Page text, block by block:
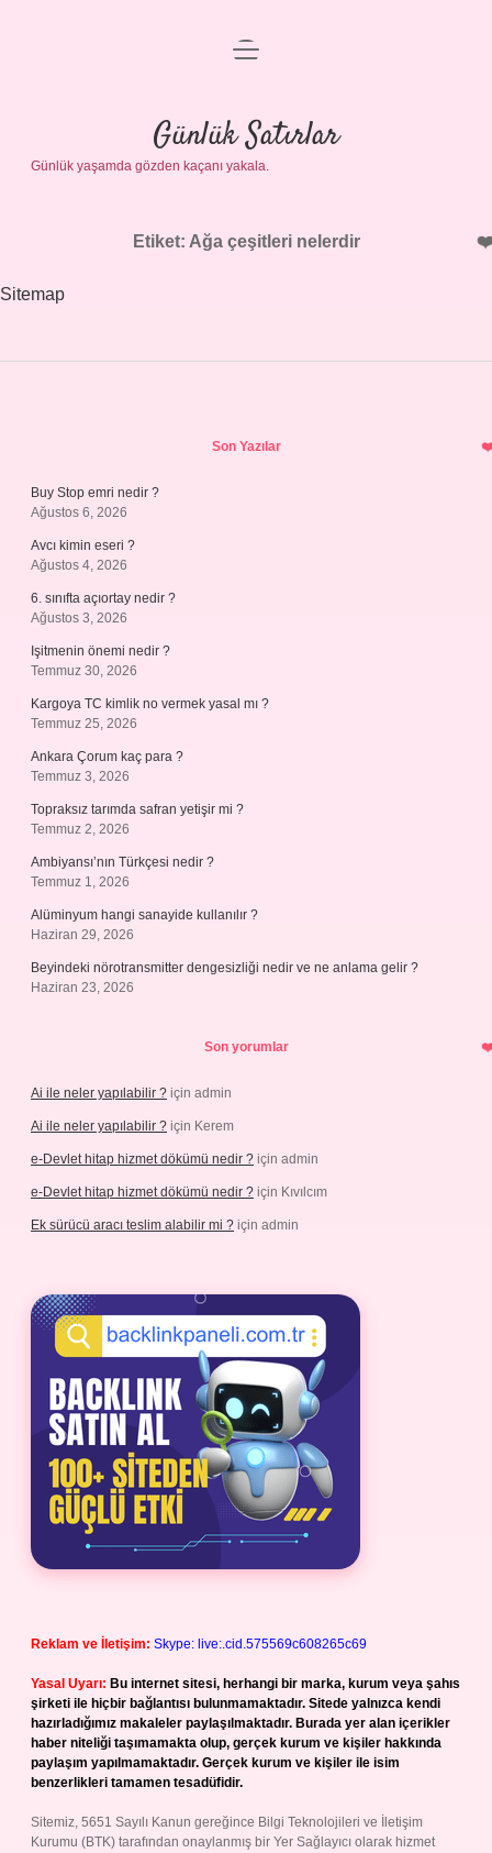
Anasayfa
Gizlilik Politikası
Yasal Uyarı
menüyü
Günlük Satırlar
Günlük yaşamda gözden kaçanı yakala.
Etiket: Ağa çeşitleri nelerdir
Sitemap
Son Yazılar
Buy Stop emri nedir ?
Ağustos 6, 2026
Avcı kimin eseri ?
Ağustos 4, 2026
6. sınıfta açıortay nedir ?
Ağustos 3, 2026
Işitmenin önemi nedir ?
Temmuz 30, 2026
Kargoya TC kimlik no vermek yasal mı ?
Temmuz 25, 2026
Ankara Çorum kaç para ?
Temmuz 3, 2026
Topraksız tarımda safran yetişir mi ?
Temmuz 2, 2026
Ambiyansı’nın Türkçesi nedir ?
Temmuz 1, 2026
Alüminyum hangi sanayide kullanılır ?
Haziran 29, 2026
Beyindeki nörotransmitter dengesizliği nedir ve ne anlama gelir ?
Haziran 23, 2026
Son yorumlar
Ai ile neler yapılabilir ? için admin
Ai ile neler yapılabilir ? için Kerem
e-Devlet hitap hizmet dökümü nedir ? için admin
e-Devlet hitap hizmet dökümü nedir ? için Kıvılcım
Ek sürücü aracı teslim alabilir mi ? için admin
Reklam ve İletişim: Skype: live:.cid.575569c608265c69
Yasal Uyarı: Bu internet sitesi, herhangi bir marka, kurum veya şahıs
şirketi ile hiçbir bağlantısı bulunmamaktadır. Sitede yalnızca kendi
hazırladığımız makaleler paylaşılmaktadır. Burada yer alan içerikler
haber niteliği taşımamakta olup, gerçek kurum ve kişiler hakkında
paylaşım yapılmamaktadır. Gerçek kurum ve kişiler ile isim
benzerlikleri tamamen tesadüfidir.
Sitemiz, 5651 Sayılı Kanun gereğince Bilgi Teknolojileri ve İletişim
Kurumu (BTK) tarafından onaylanmış bir Yer Sağlayıcı olarak hizmet